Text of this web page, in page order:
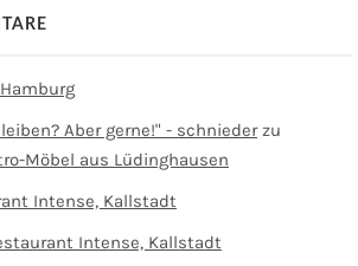
Aber gerne!" - schniederzu
Möbel aus Lüdinghausen
Intense, Kallstadt
Intense, Kallstadt